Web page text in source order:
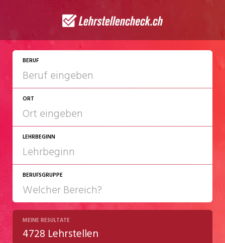
BERUF
ORT
LEHRBEGINN
2027
2028
BERUFSGRUPPE
Chemie/Pharma
MEINE RESULTATE
4728 Lehrstellen